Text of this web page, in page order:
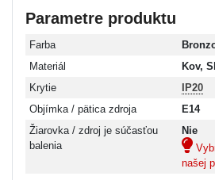
Parametre produktu
Farba
Materiál
Kov,
Krytie
IP20
Objímka / pätica zdroja
E14
Žiarovka / zdroj je súčasťou
balenia
Nie
našej